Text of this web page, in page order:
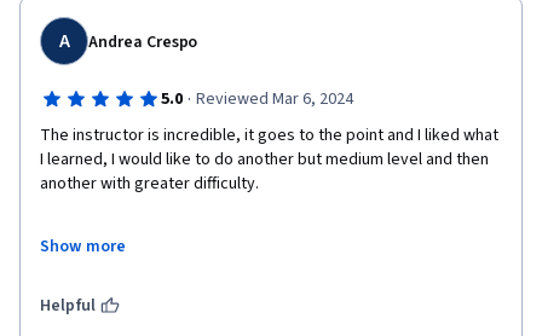
A Andrea Crespo
5.0 · Reviewed Mar 6, 2024
The instructor is incredible, it goes to the point and I liked what
I learned, I would like to do another but medium level and then
another with greater difficulty.
me gustaría que hiciera otro pero de nivel medio y luego otro
Show more
Helpful